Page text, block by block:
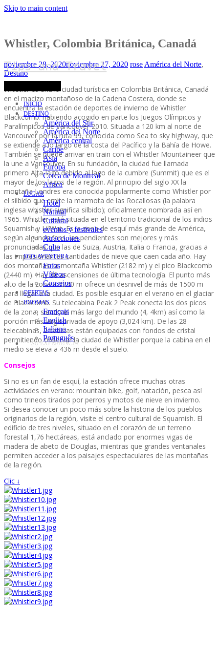
Skip to main content
Tips-and-Travel
INICIO
DESTINO
América del Sur
América del Norte
América central
Caribe
Asia
Europa
Cerca de Montreal
Africa
LUGAR
Hotel
Natural
Cultural
eventos y festivales
Atracciones
Culto
ECO-AVENTURA
Fotos
Vídeos
Consejos
OFERTAS
IDIOMAS
Français
English
Italiano
Português
SU EXPERIENCIA
Whistler, Colombia Británica, Canadá
noviembre 28, 2020noviembre 27, 2020 rose América del Norte,
Destino
Whistler es una la ciudad turística en Colombia Británica, Canadá
en el macizo montañoso de la Cadena Costera, donde se
encuentra la estación de deportes de invierno de Whistler
Blackcomb. habiendo acogido en parte los Juegos Olímpicos y
Paralímpicos de Vancouver 2010. Situada a 120 km al norte de
Vancouver por la ruta 99, conocida como Sea to sky highway, que
se extiende a lo largo de la costa del Pacífico y la Bahía de Howe.
También se puede arrivar en train con el Whistler Mountaineer que
la une a Vancouver. En su fundación, la ciudad fue llamada
primero Alta-lago debido al lago de la cumbre (Summit) que es el
mayor de los lagos de la región. Al principio del siglo XX la
montaña Londres era conocida popularmente como Whistler por
el silbido que emite la marmota de las Rocallosas (la palabra
inglesa whistler significa silbido); oficialmente nombrada así en
1965. Whistler está situada en el territorio tradicional de los indios
Squamish y Lil’Wat. Es la zona de esquí más grande de América,
según algunos fans, las pendientes son mejores y más
pronunciadas que las de Suiza, Austria, Italia o Francia, gracias a
las impresionantes cantidades de nieve que caen cada año. Hay
dos montañas: la montaña Whistler (2182 m) y el pico Blackcomb
(2440 m). Hay 38 ascensiones de última tecnología. El punto más
alto de la zona a 2240 m ofrece un desnivel de más de 1500 m
para llegar a la ciudad. Es posible esquiar en el verano en el glaciar
de Blackcomb. Su telecabina Peak 2 Peak conecta los dos picos
de la zona, siendo el más largo del mundo (4, 4km) así como la
porción más larga privada de apoyo (3,024 km). De las 28
telecabinas, 2 cabinas están equipadas con fondos de cristal
permitiendo observar la ciudad de Whistler porque la cabina en el
medio se eleva a 436 m desde el suelo.
Consejos
Si no es un fan de esquí, la estación ofrece muchas otras
actividades en verano: mountain bike, golf, natación, pesca así
como trineos tirados por perros y motos de nieve en invierno.
Si desea conocer un poco más sobre la historia de los pueblos
originarios de la región, visite el centro cultural de Squamish. El
edificio de tres niveles, situado en el corazón de un terreno
forestal 1,76 hectáreas, está anclado por enormes vigas de
madera de abeto de Douglas, mientras que grandes ventanales
permiten acceder a los paisajes espectaculares de las montañas
de la región.
Clic ↓